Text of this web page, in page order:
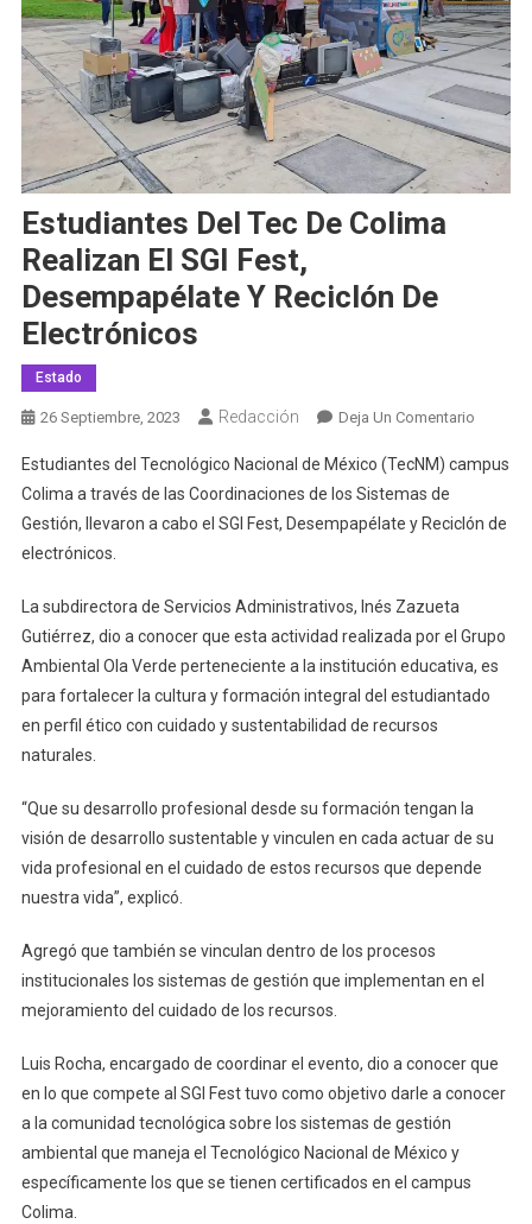
Estudiantes Del Tec De Colima
Realizan El SGI Fest,
Desempapélate Y Reciclón De
Electrónicos
Estado
26 Septiembre, 2023 Redacción Deja Un ComentarioEn
Del
De
SGI
Fest,
Estudiantes del Tecnológico Nacional de México (TecNM) campus
Colima a través de las Coordinaciones de los Sistemas de
Gestión, llevaron a cabo el SGI Fest, Desempapélate y Reciclón de
electrónicos.
La subdirectora de Servicios Administrativos, Inés Zazueta
Gutiérrez, dio a conocer que esta actividad realizada por el Grupo
Ambiental Ola Verde perteneciente a la institución educativa, es
para fortalecer la cultura y formación integral del estudiantado
en perfil ético con cuidado y sustentabilidad de recursos
naturales.
“Que su desarrollo profesional desde su formación tengan la
visión de desarrollo sustentable y vinculen en cada actuar de su
vida profesional en el cuidado de estos recursos que depende
nuestra vida”, explicó.
Agregó que también se vinculan dentro de los procesos
institucionales los sistemas de gestión que implementan en el
mejoramiento del cuidado de los recursos.
Luis Rocha, encargado de coordinar el evento, dio a conocer que
en lo que compete al SGI Fest tuvo como objetivo darle a conocer
a la comunidad tecnológica sobre los sistemas de gestión
ambiental que maneja el Tecnológico Nacional de México y
específicamente los que se tienen certificados en el campus
Colima.